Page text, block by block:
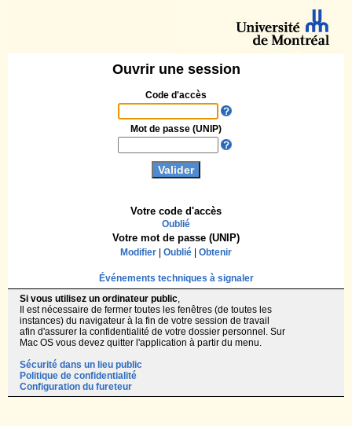
Ouvrir une session
Code d'accès
Votre code d'accès
Oublié
Mot de passe (UNIP)
Votre mot de passe (UNIP)
Modifier Oublié Obtenir
Événements techniques à signaler
Si vous utilisez un ordinateur public,
Il est nécessaire de fermer toutes les fenêtres (de toutes les
instances) du navigateur à la fin de votre session de travail
afin d'assurer la confidentialité de votre dossier personnel. Sur
Mac OS vous devez quitter l'application à partir du menu.
Sécurité dans un lieu public
Politique de confidentialité
Configuration du fureteur